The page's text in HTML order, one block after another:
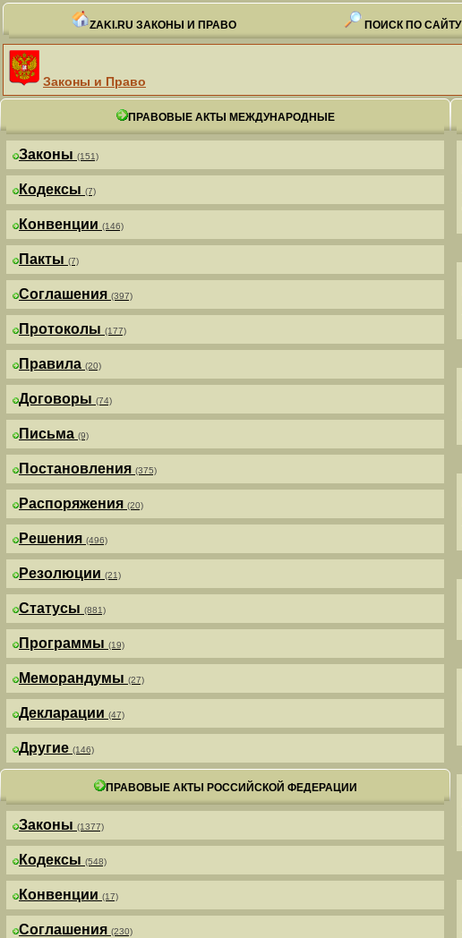
ZAKI.RU ЗАКОНЫ И ПРАВО ПОИСК ПО САЙТУ
Законы и Право
ПРАВОВЫЕ АКТЫ МЕЖДУНАРОДНЫЕ
Законы (151)
Кодексы (7)
Конвенции (146)
Пакты (7)
Соглашения (397)
Протоколы (177)
Правила (20)
Договоры (74)
Письма (9)
Постановления (375)
Распоряжения (20)
Решения (496)
Резолюции (21)
Статусы (881)
Программы (19)
Меморандумы (27)
Декларации (47)
Другие (146)
ПРАВОВЫЕ АКТЫ РОССИЙСКОЙ ФЕДЕРАЦИИ
Законы (1377)
Кодексы (548)
Конвенции (17)
Соглашения (230)